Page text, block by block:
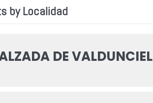
by Localidad
DE VALDUNCIEL